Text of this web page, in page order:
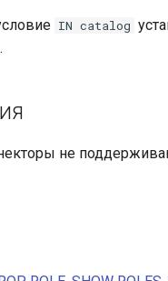
IN catalog
не